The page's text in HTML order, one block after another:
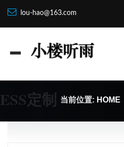
lou-hao@163.com
定制 当前位置: HOME